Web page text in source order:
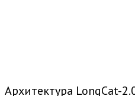
Архитектура LongCat-